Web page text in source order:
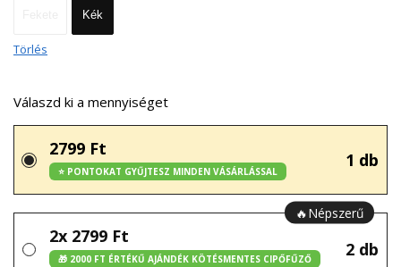
Kék
Törlés
Válaszd ki a mennyiséget
2799 Ft
⭐ PONTOKAT GYŰJTESZ MINDEN VÁSÁRLÁSSAL
1 db
🔥Népszerű
2x 2799 Ft
🎁 2000 FT ÉRTÉKŰ AJÁNDÉK KÖTÉSMENTES CIPŐFŰZŐ 2 db